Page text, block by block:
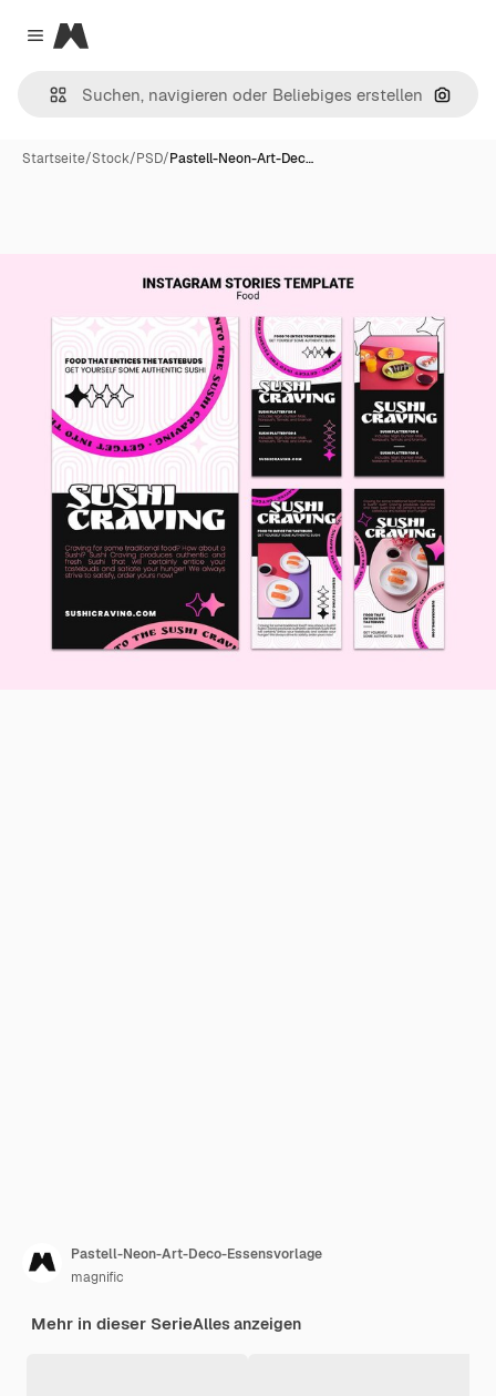
Close menu
Magnific
Nach
Startseite/Stock/PSD/Pastell-Neon-Art-Dec…
Pastell-Neon-Art-Deco-Essensvorlage
magnific
Mehr in dieser SerieAlles anzeigen